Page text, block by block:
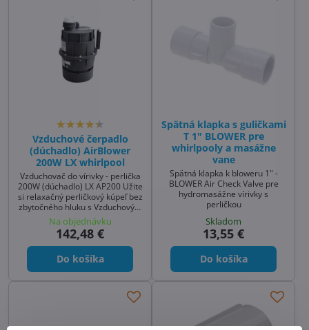
Vzduchové čerpadlo
(dúchadlo) AirBlower
200W LX whirlpool
Vzduchovač do vírivky - perlička
200W (dúchadlo) LX AP200 Užite
si relaxačný perličkový kúpeľ bez
zbytočného hluku s Vzduchovým
čerpadlom AirBlower 200W
(model LX AP200). Toto
dúchadlo je ideálnou voľbou ako
tichý vzduchovač do vírivky
alebo hydromasážnej vane.
Na objednávku
142,48 €
Do košíka
Spätná klapka s guličkami
T 1" BLOWER pre
whirlpooly a masážne
vane
Spätná klapka k bloweru 1" -
BLOWER Air Check Valve pre
hydromasážne vírivky s
perličkou
Skladom
13,55 €
Do košíka